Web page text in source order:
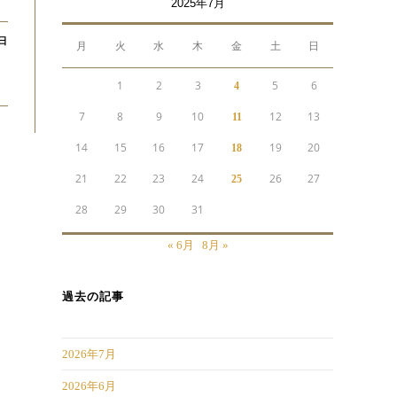
2025年7月
月 火 水 木 金 土 日
1 2 3 4 5 6
7 8 9 10 11 12 13
14 15 16 17 18 19 20
21 22 23 24 25 26 27
28 29 30 31
« 6月 8月 »
過去の記事
2026年7月
2026年6月